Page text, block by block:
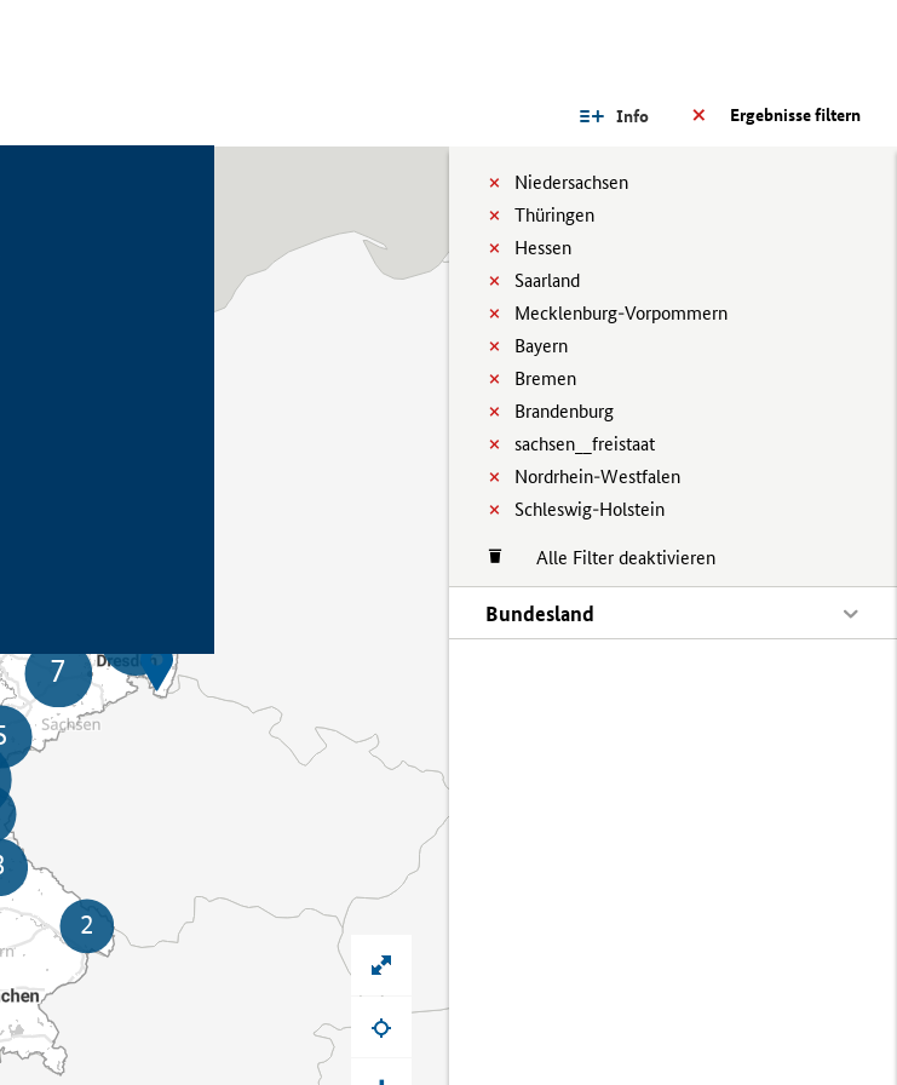
Ergebnisse filtern
Info
Niedersachsen
Thüringen
Hessen
Saarland
Mecklenburg-Vorpommern
Bayern
Bremen
Brandenburg
sachsen__freistaat
Nordrhein-Westfalen
Schleswig-Holstein
Alle Filter deaktivieren
Bundesland